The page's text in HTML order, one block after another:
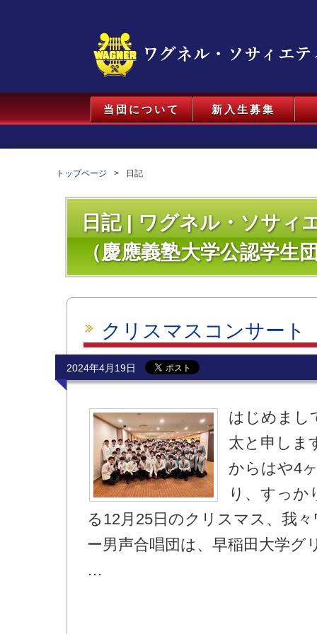
当団について 新入生募集
トップページ 日記
日記 | ワグネル・ソサィ
（慶應義塾大学公認学生
クリスマスコンサート
2024年4月19日
はじめまし
太と申しま
からはや4
り、すっか
る12月25日のクリスマス、我
ー男声合唱団は、早稲田大学グ
…